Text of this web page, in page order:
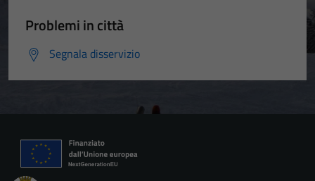
Problemi in città
Segnala disservizio